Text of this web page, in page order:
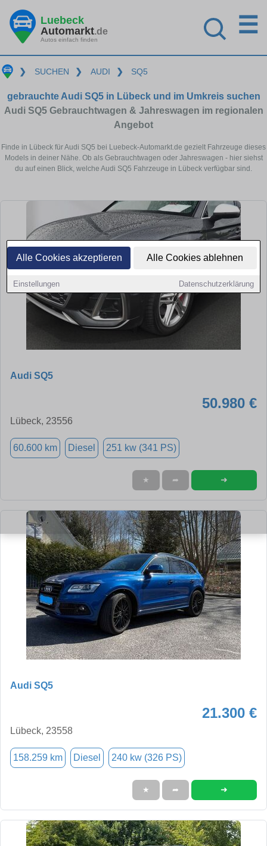
Alle Cookies akzeptieren Alle Cookies ablehnen
Einstellungen Datenschutzerklärung
Luebeck
Automarkt.de
Autos einfach finden
☰
❯ SUCHEN ❯ AUDI ❯ SQ5
gebrauchte Audi SQ5 in Lübeck und im Umkreis suchen
Audi SQ5 Gebrauchtwagen & Jahreswagen im regionalen
Angebot
Finde in Lübeck für Audi SQ5 bei Luebeck-Automarkt.de gezielt Fahrzeuge dieses
Models in deiner Nähe. Ob als Gebrauchtwagen oder Jahreswagen - hier siehst
du auf einen Blick, welche Audi SQ5 Fahrzeuge in Lübeck verfügbar sind.
Audi SQ5
50.980 €
Lübeck, 23556
60.600 km Diesel 251 kw (341 PS)
★ ➦ ➜
Audi SQ5
21.300 €
Lübeck, 23558
158.259 km Diesel 240 kw (326 PS)
★ ➦ ➜